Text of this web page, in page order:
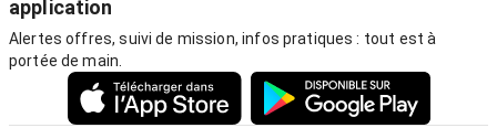
application
Alertes offres, suivi de mission, infos pratiques : tout est à
portée de main.